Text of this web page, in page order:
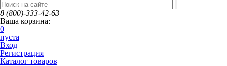
8 (800)-333-42-63
Ваша корзина:
0
пуста
Вход
Регистрация
Каталог товаров